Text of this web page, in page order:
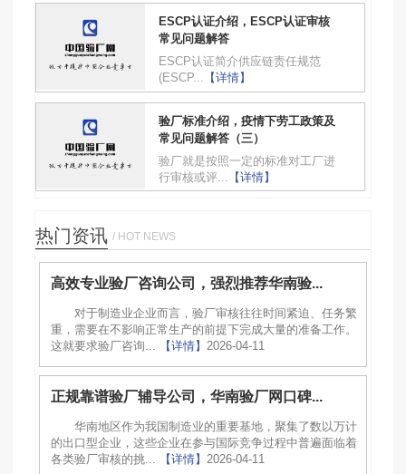
ESCP认证介绍，ESCP认证审核
常见问题解答
ESCP认证简介供应链责任规范
(ESCP... 【详情】
验厂标准介绍，疫情下劳工政策及
常见问题解答（三）
验厂就是按照一定的标准对工厂进
行审核或评... 【详情】
热门资讯 / HOT NEWS
高效专业验厂咨询公司，强烈推荐华南验...
对于制造业企业而言，验厂审核往往时间紧迫、任务繁
重，需要在不影响正常生产的前提下完成大量的准备工作。
这就要求验厂咨询...
【详情】 2026-04-11
正规靠谱验厂辅导公司，华南验厂网口碑...
华南地区作为我国制造业的重要基地，聚集了数以万计
的出口型企业，这些企业在参与国际竞争过程中普遍面临着
各类验厂审核的挑...
【详情】 2026-04-11